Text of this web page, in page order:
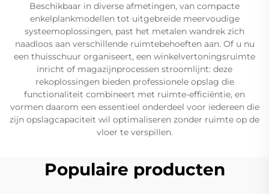
Beschikbaar in diverse afmetingen, van compacte
enkelplankmodellen tot uitgebreide meervoudige
systeemoplossingen, past het metalen wandrek zich
naadloos aan verschillende ruimtebehoeften aan. Of u nu
een thuisschuur organiseert, een winkelvertoningsruimte
inricht of magazijnprocessen stroomlijnt: deze
rekoplossingen bieden professionele opslag die
functionaliteit combineert met ruimte-efficiëntie, en
vormen daarom een essentieel onderdeel voor iedereen die
zijn opslagcapaciteit wil optimaliseren zonder ruimte op de
vloer te verspillen.
Populaire producten